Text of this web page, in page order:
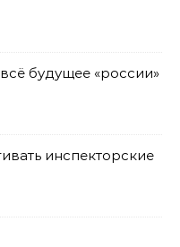
будущее «россии»
инспекторские